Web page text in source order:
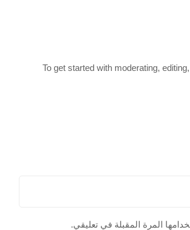
To get started with moderating,
المرة المقبلة في تعليقي.